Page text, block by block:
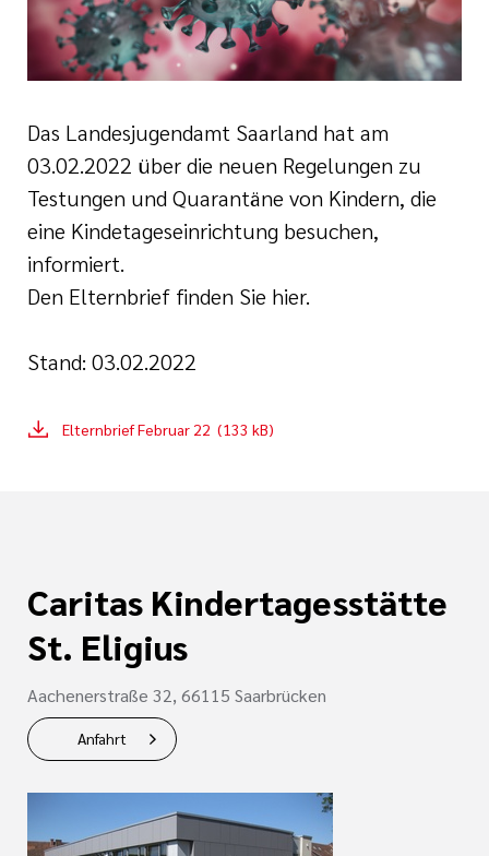
der cts
Das Landesjugendamt Saarland hat am
03.02.2022 über die neuen Regelungen zu
Testungen und Quarantäne von Kindern, die
eine Kindetageseinrichtung besuchen,
informiert.
Den Elternbrief finden Sie hier.
Stand: 03.02.2022
Elternbrief Februar 22 (133 kB)
Caritas Kindertagesstätte
St. Eligius
Aachenerstraße 32, 66115 Saarbrücken
Anfahrt